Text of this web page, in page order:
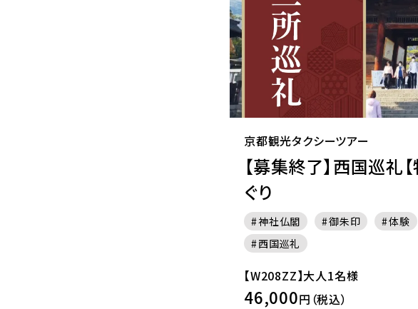
京都観光タクシーツアー
【募集終了】西国巡礼
ぐり
神社仏閣 御朱印 体験
西国巡礼
【W208ZZ】大人1名様
46,000円（税込）